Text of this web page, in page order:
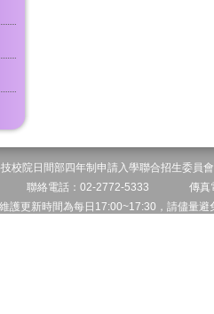
校院日間部四年制申請入學聯合招生委
聯絡電話：02-2772-5333 傳
護更新時間為每日17:00~17:30，請儘量